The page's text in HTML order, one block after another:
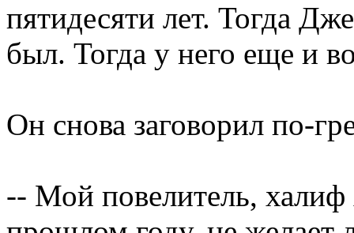
пятидесяти лет. Тогда
был. Тогда у него еще и
Он снова заговорил по-
-- Мой повелитель,